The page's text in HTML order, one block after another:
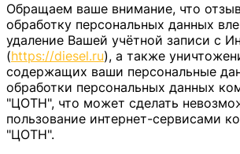
Обращаем ваше внимание, что
обработку персональных данных
удаление Вашей учётной записи с
(https://diesel.ru), а также
содержащих ваши персональные
обработки персональных данных
"ЦОТН", что может сделать
пользование интернет-сервисами
"ЦОТН".